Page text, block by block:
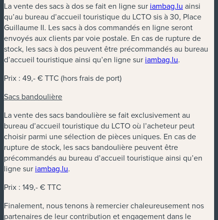
La vente des sacs à dos se fait en ligne sur iambag.lu ainsi
qu’au bureau d’accueil touristique du LCTO sis à 30, Place
Guillaume II. Les sacs à dos commandés en ligne seront
envoyés aux clients par voie postale. En cas de rupture de
stock, les sacs à dos peuvent être précommandés au bureau
d’accueil touristique ainsi qu’en ligne sur iambag.lu.
Prix : 49,- € TTC (hors frais de port)
Sacs bandoulière
La vente des sacs bandoulière se fait exclusivement au
bureau d’accueil touristique du LCTO où l’acheteur peut
choisir parmi une sélection de pièces uniques. En cas de
rupture de stock, les sacs bandoulière peuvent être
précommandés au bureau d’accueil touristique ainsi qu’en
ligne sur iambag.lu.
Prix : 149,- € TTC
Finalement, nous tenons à remercier chaleureusement nos
partenaires de leur contribution et engagement dans le